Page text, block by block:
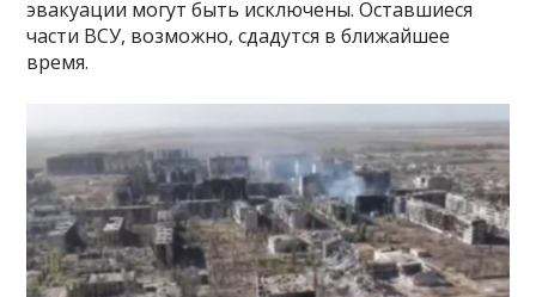
эвакуации могут быть исключены. Оставшиеся
части ВСУ, возможно, сдадутся в ближайшее
время.